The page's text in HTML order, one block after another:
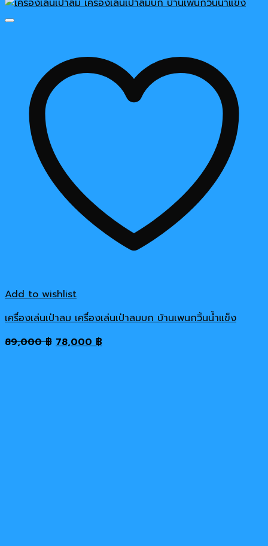
Add to wishlist
เครื่องเล่นเป่าลม เครื่องเล่นเป่าลมบก บ้านเพนกวิ้นน้ำแข็ง
89,000฿ Original
78,000฿